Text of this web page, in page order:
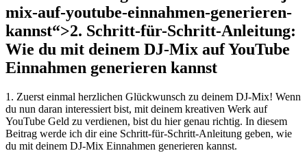
mix-auf-youtube-einnahmen-generieren-
kannst“>2. Schritt-für-Schritt-Anleitung: ​
Wie du mit deinem DJ-Mix auf YouTube
Einnahmen generieren kannst
1. ‍Zuerst ​einmal herzlichen⁣ Glückwunsch ​zu deinem DJ-Mix! Wenn
du nun daran interessiert bist, mit deinem kreativen‌ Werk auf
YouTube Geld​ zu verdienen, bist du ⁣hier genau richtig. In diesem
Beitrag werde ich dir eine Schritt-für-Schritt-Anleitung geben, wie
du mit deinem DJ-Mix Einnahmen generieren kannst.